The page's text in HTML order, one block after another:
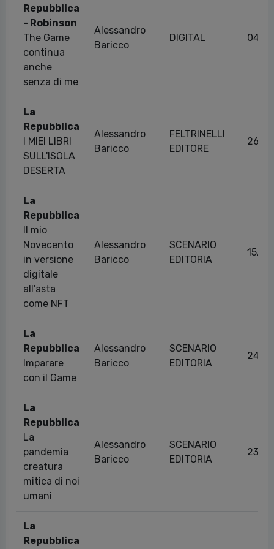
Repubblica
- Robinson
The Game
continua
anche
senza di me
Alessandro
Baricco
DIGITAL 04/
La
Repubblica
I MIEI LIBRI
SULL'ISOLA
DESERTA
Alessandro
Baricco
FELTRINELLI
EDITORE
26/
La
Repubblica
Il mio
Novecento
in versione
digitale
all'asta
come NFT
Alessandro
Baricco
SCENARIO
EDITORIA
15/
La
Repubblica
Imparare
con il Game
Alessandro
Baricco
SCENARIO
EDITORIA
24/
La
Repubblica
La
pandemia
creatura
mitica di noi
umani
Alessandro
Baricco
SCENARIO
EDITORIA
23/
La
Repubblica